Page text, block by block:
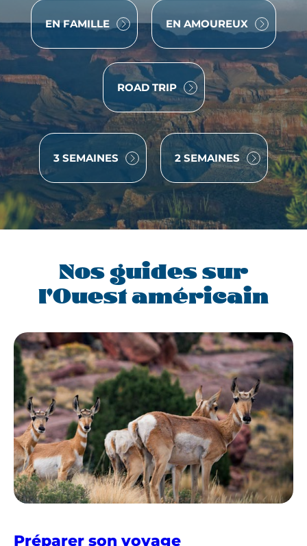
VOYAGE
EN FAMILLE VOYAGE
EN AMOUREUX
VOYAGE
ROAD TRIP
3 SEMAINES 2 SEMAINES
Nos guides sur
l'Ouest américain
Préparer son voyagedans